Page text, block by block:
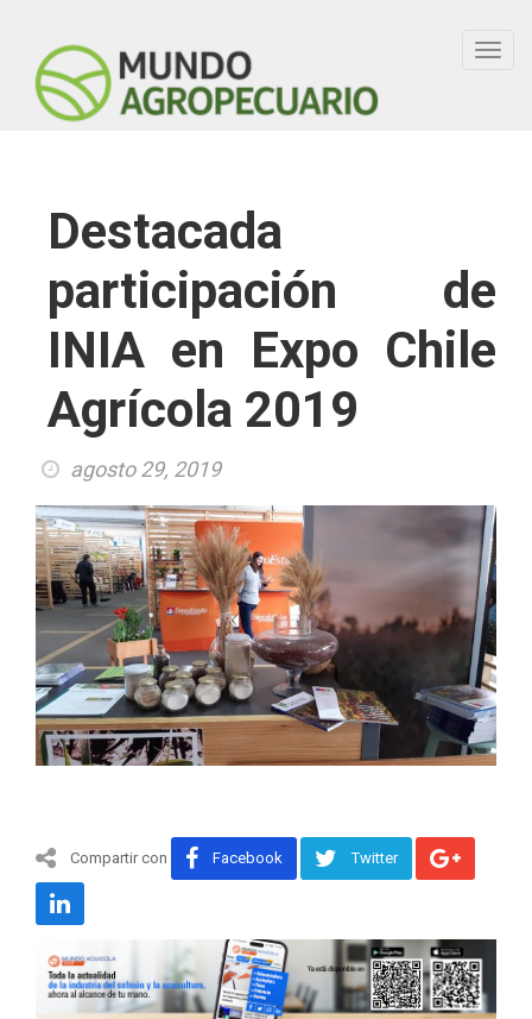
Destacada
participación de
INIA en Expo Chile
Agrícola 2019
agosto 29, 2019
Compartir con Facebook Twitter